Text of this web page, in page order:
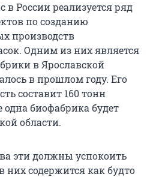
в России реализуется ряд
по созданию
производств
Одним из них является
в Ярославской
в прошлом году. Его
составит 160 тонн
биофабрика будет
области.
эти должны успокоить
них содержится как будто